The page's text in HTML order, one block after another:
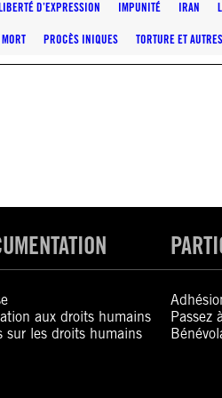
D’EXPRESSION IMPUNITÉ IRAN
PROCÈS INIQUES TORTURE ET
aux droits humains
sur les droits humains
Passez